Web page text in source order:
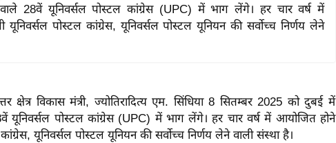
28वें यूनिवर्सल पोस्टल कांग्रेस (UPC) में भाग लेंगे। हर चार वर्ष में
यूनिवर्सल पोस्टल कांग्रेस, यूनिवर्सल पोस्टल यूनियन की सर्वोच्च निर्णय लेने
क्षेत्र विकास मंत्री, ज्योतिरादित्य एम. सिंधिया 8 सितम्बर 2025 को दुबई में
यूनिवर्सल पोस्टल कांग्रेस (UPC) में भाग लेंगे।हर चार वर्ष में आयोजित होने
यूनिवर्सल पोस्टल यूनियन की सर्वोच्च निर्णय लेने वाली संस्था है।